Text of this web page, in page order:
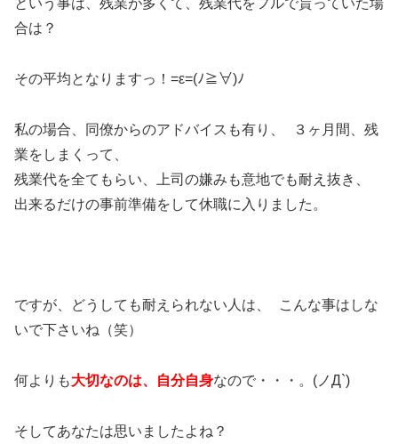
という事は、残業が多くて、残業代をフルで貰っていた場
合は？
その平均となりますっ！=ε=(ﾉ≧∀)ﾉ
私の場合、同僚からのアドバイスも有り、 ３ヶ月間、残
業をしまくって、
残業代を全てもらい、上司の嫌みも意地でも耐え抜き、
出来るだけの事前準備をして休職に入りました。
ですが、どうしても耐えられない人は、 こんな事はしな
いで下さいね（笑）
何よりも大切なのは、自分自身なので・・・。(ノД`)
そしてあなたは思いましたよね？